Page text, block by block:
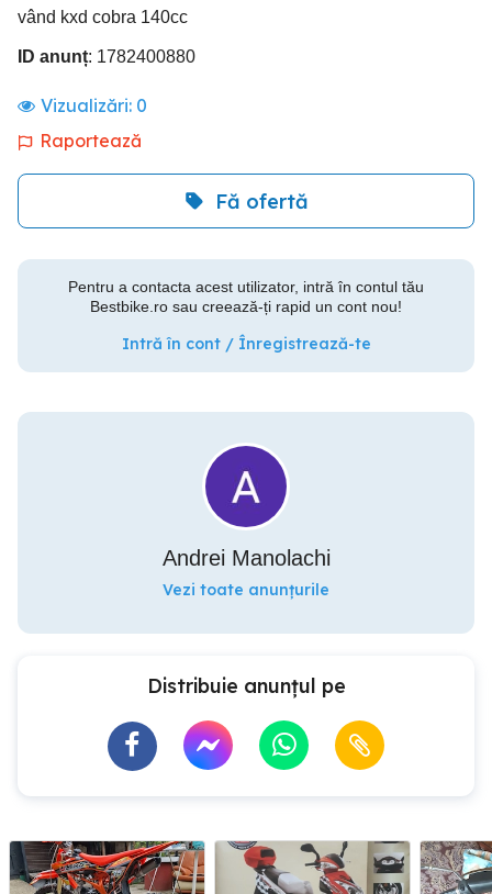
vând kxd cobra 140cc
ID anunț: 1782400880
Vizualizări: 0
Raportează
Fă ofertă
Pentru a contacta acest utilizator, intră în contul tău
Bestbike.ro sau creează-ți rapid un cont nou!
Intră în cont / Înregistrează-te
Andrei Manolachi
Vezi toate anunțurile
Distribuie anunțul pe